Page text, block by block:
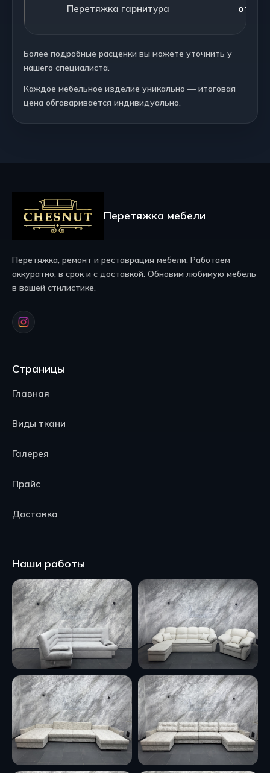
Перетяжка гарнитура от 195
Более подробные расценки вы можете уточнить у
нашего специалиста.
Каждое мебельное изделие уникально — итоговая
цена обговаривается индивидуально.
Перетяжка мебели
Перетяжка, ремонт и реставрация мебели. Работаем
аккуратно, в срок и с доставкой. Обновим любимую мебель
в вашей стилистике.
Страницы
Главная
Виды ткани
Галерея
Прайс
Доставка
Наши работы